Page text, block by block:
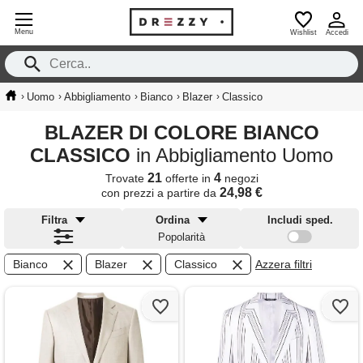
Menu Wishlist Accedi
› Uomo › Abbigliamento › Bianco › Blazer › Classico
BLAZER DI COLORE BIANCO
CLASSICO in Abbigliamento Uomo
Trovate 21offerte in 4negozi
con prezzi a partire da 24,98 €
Filtra
Ordina
Popolarità
Includi sped.
Bianco Blazer Classico Azzera filtri